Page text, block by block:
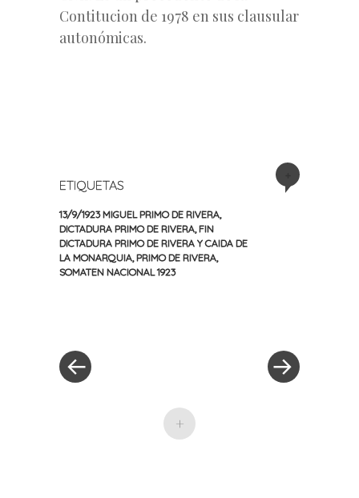
Contitucion de 1978 en sus clausular
autonómicas.
ETIQUETAS
13/9/1923 MIGUEL PRIMO DE RIVERA
DICTADURA PRIMO DE RIVERA FIN
DICTADURA PRIMO DE RIVERA Y CAIDA DE
LA MONARQUIA PRIMO DE RIVERA
SOMATEN NACIONAL 1923
entradas
+